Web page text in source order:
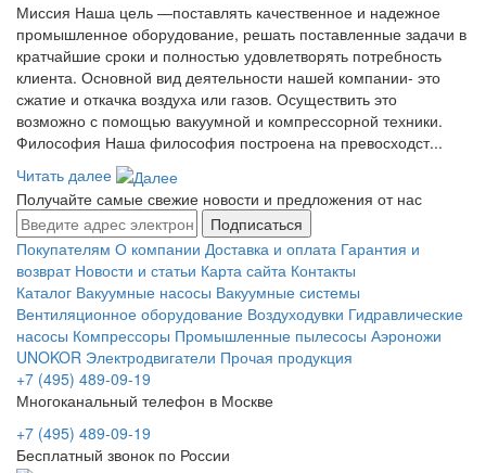
Миссия Наша цель ―поставлять качественное и надежное
промышленное оборудование, решать поставленные задачи в
кратчайшие сроки и полностью удовлетворять потребность
клиента. Основной вид деятельности нашей компании- это
сжатие и откачка воздуха или газов. Осуществить это
возможно с помощью вакуумной и компрессорной техники.
Философия Наша философия построена на превосходст...
Читать далее
Получайте самые свежие новости и предложения от нас
Подписаться
Покупателям О компании Доставка и оплата Гарантия и
возврат Новости и статьи Карта сайта Контакты
Каталог Вакуумные насосы Вакуумные системы
Вентиляционное оборудование Воздуходувки Гидравлические
насосы Компрессоры Промышленные пылесосы Аэроножи
UNOKOR Электродвигатели Прочая продукция
+7 (495) 489-09-19
Многоканальный телефон в Москве
+7 (495) 489-09-19
Бесплатный звонок по России